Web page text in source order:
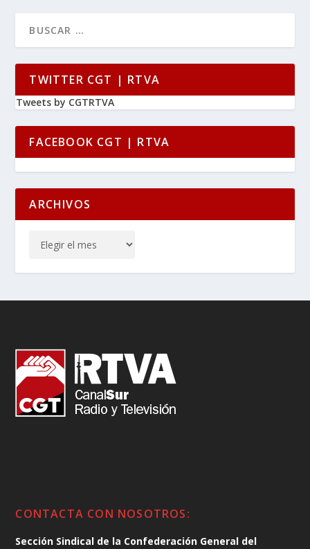
TWITTER CGT | RTVA
Tweets by CGTRTVA
FACEBOOK CGT | RTVA
ARCHIVOS
CONTACTA CON NOSOTROS:
Sección Sindical de la Confederación General del